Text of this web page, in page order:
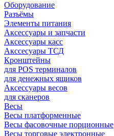
Оборудование
Разъёмы
Элементы питания
Аксессуары и запчасти
Аксессуары касс
Акссесуары ТСД
Кронштейны
для POS терминалов
для денежных ящиков
Аксессуары весов
для сканеров
Весы
Весы платформенные
Весы фасовочные порционные
Весы торговые электронные